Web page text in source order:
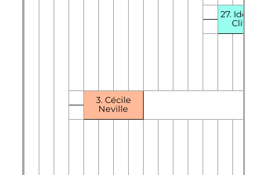
27. Idonia
Clifford
3. Cécile
Neville